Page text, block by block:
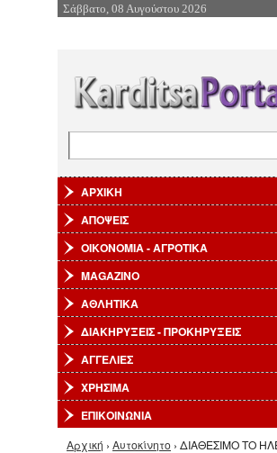
Επιστροφή στην Πλοήγηση
Σάββατο, 08 Αυγούστου 2026
ΑΡΧΙΚΗ
ΑΠΟΨΕΙΣ
ΟΙΚΟΝΟΜΙΑ - ΑΓΡΟΤΙΚΑ
MAGAZINO
ΑΘΛΗΤΙΚΑ
ΔΙΑΚΗΡΥΞΕΙΣ - ΠΡΟΚΗΡΥΞΕΙΣ
ΑΓΓΕΛΙΕΣ
ΧΡΗΣΙΜΑ
ΕΠΙΚΟΙΝΩΝΙΑ
Αρχική › Αυτοκίνητο › ΔΙΑΘΕΣΙΜΟ ΤO